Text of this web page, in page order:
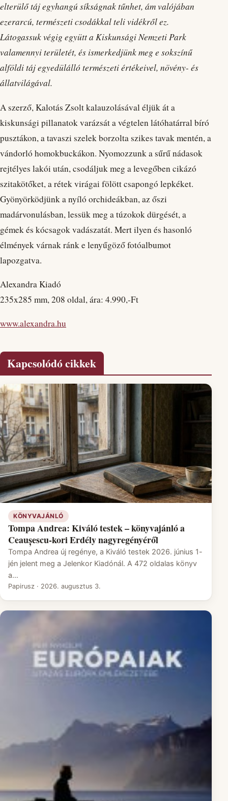
elterülő táj egyhangú síkságnak tűnhet, ám valójában
ezerarcú, természeti csodákkal teli vidékről ez.
Látogassuk végig együtt a Kiskunsági Nemzeti Park
valamennyi területét, és ismerkedjünk meg e sokszínű
alföldi táj egyedülálló természeti értékeivel, növény- és
állatvilágával.
A szerző, Kalotás Zsolt kalauzolásával éljük át a
kiskunsági pillanatok varázsát a végtelen látóhatárral bíró
pusztákon, a tavaszi szelek borzolta szikes tavak mentén, a
vándorló homokbuckákon. Nyomozzunk a sűrű nádasok
rejtélyes lakói után, csodáljuk meg a levegőben cikázó
szitakötőket, a rétek virágai fölött csapongó lepkéket.
Gyönyörködjünk a nyíló orchideákban, az őszi
madárvonulásban, lessük meg a túzokok dürgését, a
gémek és kócsagok vadászatát. Mert ilyen és hasonló
élmények várnak ránk e lenyűgöző fotóalbumot
lapozgatva.
Alexandra Kiadó
235x285 mm, 208 oldal, ára: 4.990,-Ft
www.alexandra.hu
Kapcsolódó cikkek
KÖNYVAJÁNLÓ
Tompa Andrea: Kiváló testek – könyvajánló a
Ceaușescu-kori Erdély nagyregényéről
Tompa Andrea új regénye, a Kiváló testek 2026. június 1-
jén jelent meg a Jelenkor Kiadónál. A 472 oldalas könyv
a…
Papirusz · 2026. augusztus 3.